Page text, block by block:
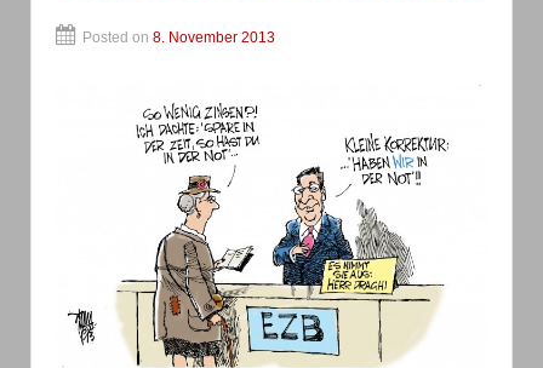
Posted on 8. November 2013